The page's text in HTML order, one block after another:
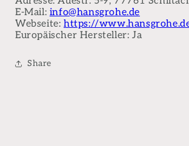
E-Mail: info@hansgrohe.de
Webseite: https://
Europäischer Hersteller: Ja
Share